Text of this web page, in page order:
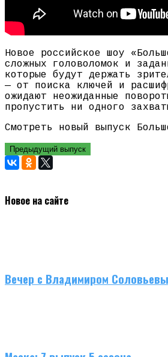
Новое российское шоу
сложных головоломок и
которые будут держать
— от поиска ключей и
ожидают неожиданные
пропустить ни одного
Смотреть новый выпуск
Предыдущий выпуск
Новое на сайте
Вечер с Владимиром